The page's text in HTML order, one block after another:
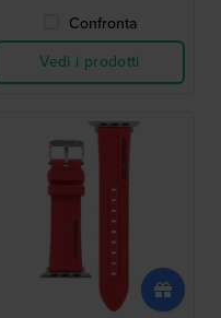
Confronta
Vedi i prodotti